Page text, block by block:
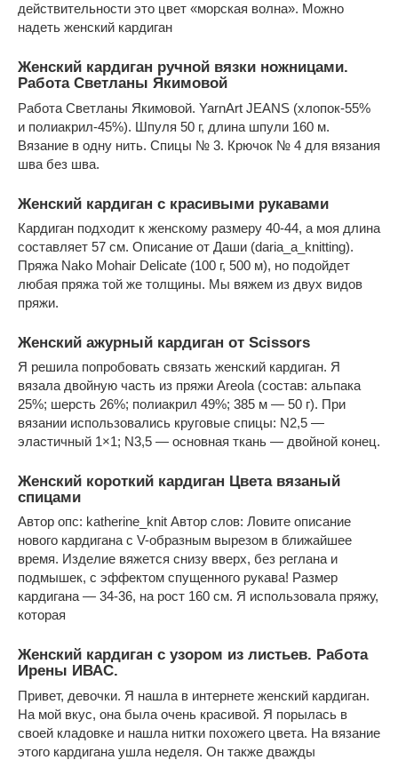
действительности это цвет «морская волна». Можно
надеть женский кардиган
Женский кардиган ручной вязки ножницами.
Работа Светланы Якимовой
Работа Светланы Якимовой. YarnArt JEANS (хлопок-55%
и полиакрил-45%). Шпуля 50 г, длина шпули 160 м.
Вязание в одну нить. Спицы № 3. Крючок № 4 для вязания
шва без шва.
Женский кардиган с красивыми рукавами
Кардиган подходит к женскому размеру 40-44, а моя длина
составляет 57 см. Описание от Даши (daria_a_knitting).
Пряжа Nako Mohair Delicate (100 г, 500 м), но подойдет
любая пряжа той же толщины. Мы вяжем из двух видов
пряжи.
Женский ажурный кардиган от Scissors
Я решила попробовать связать женский кардиган. Я
вязала двойную часть из пряжи Areola (состав: альпака
25%; шерсть 26%; полиакрил 49%; 385 м — 50 г). При
вязании использовались круговые спицы: N2,5 —
эластичный 1×1; N3,5 — основная ткань — двойной конец.
Женский короткий кардиган Цвета вязаный
спицами
Автор опс: katherine_knit Автор слов: Ловите описание
нового кардигана с V-образным вырезом в ближайшее
время. Изделие вяжется снизу вверх, без реглана и
подмышек, с эффектом спущенного рукава! Размер
кардигана — 34-36, на рост 160 см. Я использовала пряжу,
которая
Женский кардиган с узором из листьев. Работа
Ирены ИВАС.
Привет, девочки. Я нашла в интернете женский кардиган.
На мой вкус, она была очень красивой. Я порылась в
своей кладовке и нашла нитки похожего цвета. На вязание
этого кардигана ушла неделя. Он также дважды